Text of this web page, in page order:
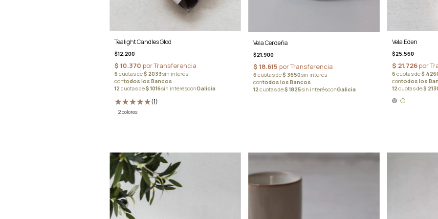
Tealight Candles Glod
$12.200
(1)
2 colores
Vela Cerdeña
$21.900
Vela Eden
$25.560